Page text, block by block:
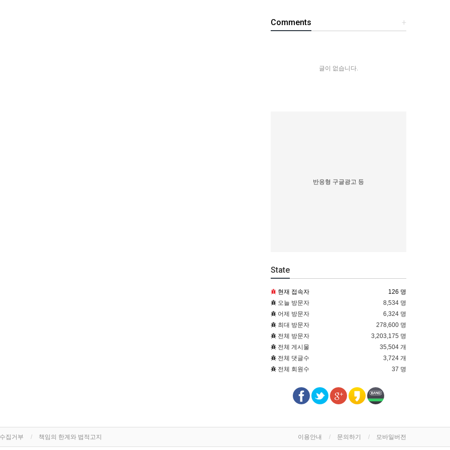
+
Comments
글이 없습니다.
반응형 구글광고 등
State
현재 접속자
126 명
오늘 방문자
8,534 명
어제 방문자
6,324 명
최대 방문자
278,600 명
전체 방문자
3,203,175 명
전체 게시물
35,504 개
전체 댓글수
3,724 개
전체 회원수
37 명
집거부 책임의 한계와 법적고지 이용안내 문의하기 모바일버전